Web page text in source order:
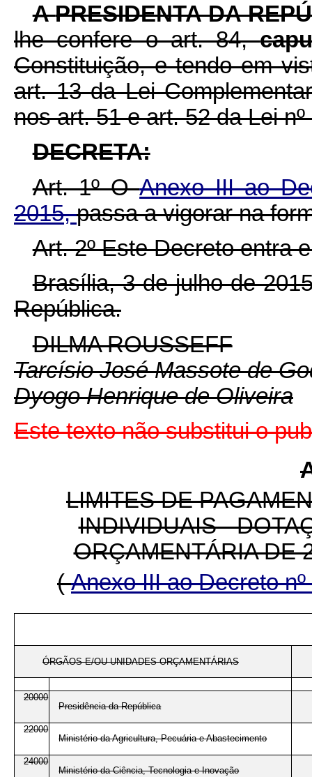
APRESIDENTA DA
lhe confere o art. 84,
Constituição, e tendo em
art. 13 da Lei
nos art. 51 e art. 52 da Lei
DECRETA:
Art. 1º OAnexo III ao
2015,passa a vigorar na
Art. 2º Este Decreto entra
Brasília, 3 de julho de
República.
DILMA ROUSSEFF
Tarcísio José Massote de
Dyogo Henrique de Oliveira
Este texto não substitui o
LIMITES DE
INDIVIDUAIS -
ORÇAMENTÁRIA DE
(Anexo III ao Decreto
ÓRGÃOS E/OU UNIDADES ORÇAMENTÁRIAS
20000
Presidência da República
22000
Ministério da Agricultura, Pecuária e Abastecimento
24000
Ministério da Ciência, Tecnologia e Inovação